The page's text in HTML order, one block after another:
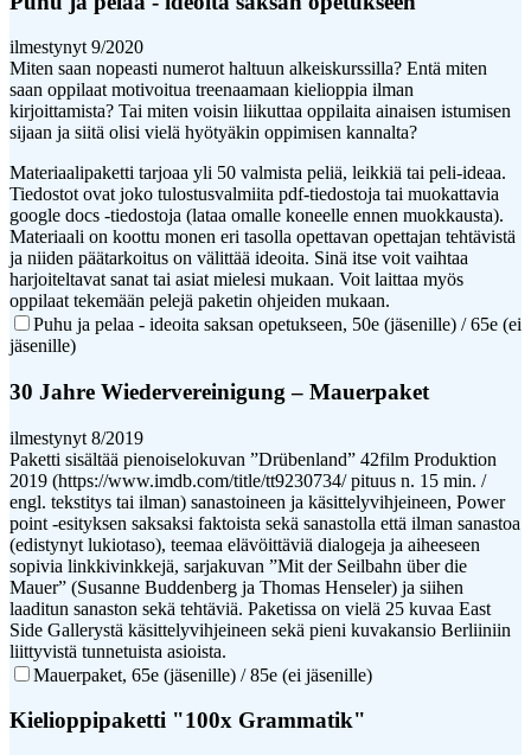
ilmestynyt 9/2020
Miten saan nopeasti numerot haltuun alkeiskurssilla? Entä miten
saan oppilaat motivoitua treenaamaan kielioppia ilman
kirjoittamista? Tai miten voisin liikuttaa oppilaita ainaisen istumisen
sijaan ja siitä olisi vielä hyötyäkin oppimisen kannalta?
Materiaalipaketti tarjoaa yli 50 valmista peliä, leikkiä tai peli-ideaa.
Tiedostot ovat joko tulostusvalmiita pdf-tiedostoja tai muokattavia
google docs -tiedostoja (lataa omalle koneelle ennen muokkausta).
Materiaali on koottu monen eri tasolla opettavan opettajan tehtävistä
ja niiden päätarkoitus on välittää ideoita. Sinä itse voit vaihtaa
harjoiteltavat sanat tai asiat mielesi mukaan. Voit laittaa myös
oppilaat tekemään pelejä paketin ohjeiden mukaan.
Puhu ja pelaa - ideoita saksan opetukseen, 50e (jäsenille) / 65e (ei
jäsenille)
30 Jahre Wiedervereinigung – Mauerpaket
ilmestynyt 8/2019
Paketti sisältää pienoiselokuvan ”Drübenland” 42film Produktion
2019 (https://www.imdb.com/title/tt9230734/ pituus n. 15 min. /
engl. tekstitys tai ilman) sanastoineen ja käsittelyvihjeineen, Power
point -esityksen saksaksi faktoista sekä sanastolla että ilman sanastoa
(edistynyt lukiotaso), teemaa elävöittäviä dialogeja ja aiheeseen
sopivia linkkivinkkejä, sarjakuvan ”Mit der Seilbahn über die
Mauer” (Susanne Buddenberg ja Thomas Henseler) ja siihen
laaditun sanaston sekä tehtäviä. Paketissa on vielä 25 kuvaa East
Side Gallerystä käsittelyvihjeineen sekä pieni kuvakansio Berliiniin
liittyvistä tunnetuista asioista.
Mauerpaket, 65e (jäsenille) / 85e (ei jäsenille)
Kielioppipaketti "100x Grammatik"